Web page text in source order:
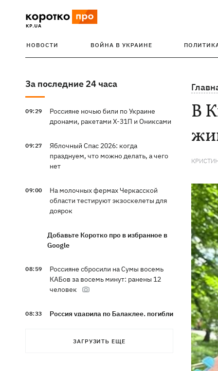
НОВОСТИ ВОЙНА В УКРАИНЕ
За последние 24 часа
09:29
Россияне ночью били по Украине
дронами, ракетами Х-31П и Ониксами
09:27
Яблочный Спас 2026: когда
празднуем, что можно делать, а чего
нет
09:00
На молочных фермах Черкасской
области тестируют экзоскелеты для
доярок
Добавьте Коротко про в избранное в
Google
08:59
Россияне сбросили на Сумы восемь
КАБов за восемь минут: ранены 12
человек
08:33
Россия ударила по Балаклее, погибли
ЗАГРУЗИТЬ ЕЩЕ
В